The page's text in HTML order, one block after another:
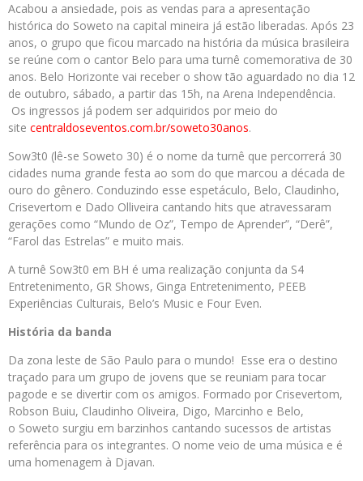
Acabou a ansiedade, pois as vendas para a apresentação
histórica do Soweto na capital mineira já estão liberadas. Após 23
anos, o grupo que ficou marcado na história da música brasileira
se reúne com o cantor Belo para uma turnê comemorativa de 30
anos. Belo Horizonte vai receber o show tão aguardado no dia 12
de outubro, sábado, a partir das 15h, na Arena Independência.
Os ingressos já podem ser adquiridos por meio do
site centraldoseventos.com.br/soweto30anos.
Sow3t0 (lê-se Soweto 30) é o nome da turnê que percorrerá 30
cidades numa grande festa ao som do que marcou a década de
ouro do gênero. Conduzindo esse espetáculo, Belo, Claudinho,
Crisevertom e Dado Olliveira cantando hits que atravessaram
gerações como “Mundo de Oz”, Tempo de Aprender”, “Derê”,
“Farol das Estrelas” e muito mais.
A turnê Sow3t0 em BH é uma realização conjunta da S4
Entretenimento, GR Shows, Ginga Entretenimento, PEEB
Experiências Culturais, Belo’s Music e Four Even.
História da banda
Da zona leste de São Paulo para o mundo! Esse era o destino
traçado para um grupo de jovens que se reuniam para tocar
pagode e se divertir com os amigos. Formado por Crisevertom,
Robson Buiu, Claudinho Oliveira, Digo, Marcinho e Belo,
o Soweto surgiu em barzinhos cantando sucessos de artistas
referência para os integrantes. O nome veio de uma música e é
uma homenagem à Djavan.